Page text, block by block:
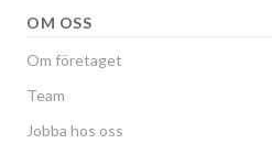
OM OSS
Om företaget
Team
Jobba hos oss